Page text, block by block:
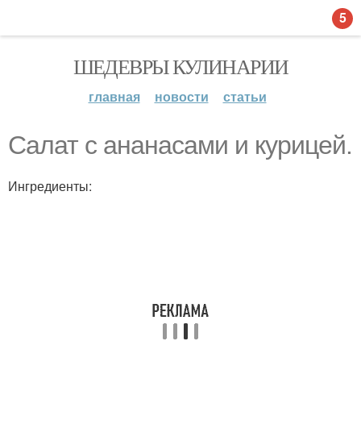
ШЕДЕВРЫ КУЛИНАРИИ
главная новости статьи
Салат с ананасами и курицей.
Ингредиенты:
5